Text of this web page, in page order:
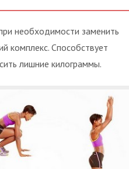
необходимости заменить
комплекс. Способствует
лишние килограммы.